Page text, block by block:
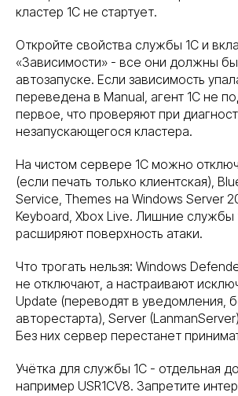
кластер 1С не стартует.
Откройте свойства службы 1С и
«Зависимости» - все они должны
автозапуске. Если зависимость
переведена в Manual, агент 1С не
первое, что проверяют при
незапускающегося кластера.
На чистом сервере 1С можно
(если печать только клиентская),
Service, Themes на Windows Server
Keyboard, Xbox Live. Лишние службы
расширяют поверхность атаки.
Что трогать нельзя: Windows
не отключают, а настраивают
Update (переводят в уведомления,
авторестарта), Server
Без них сервер перестанет
Учётка для службы 1С - отдельная
например USR1CV8. Запретите